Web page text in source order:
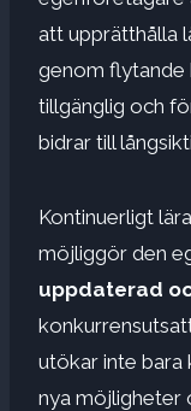
att upprätthålla
genom flytande
tillgänglig och
bidrar till
Kontinuerligt
möjliggör den
uppdaterad
utökar inte bara
nya möjligheter